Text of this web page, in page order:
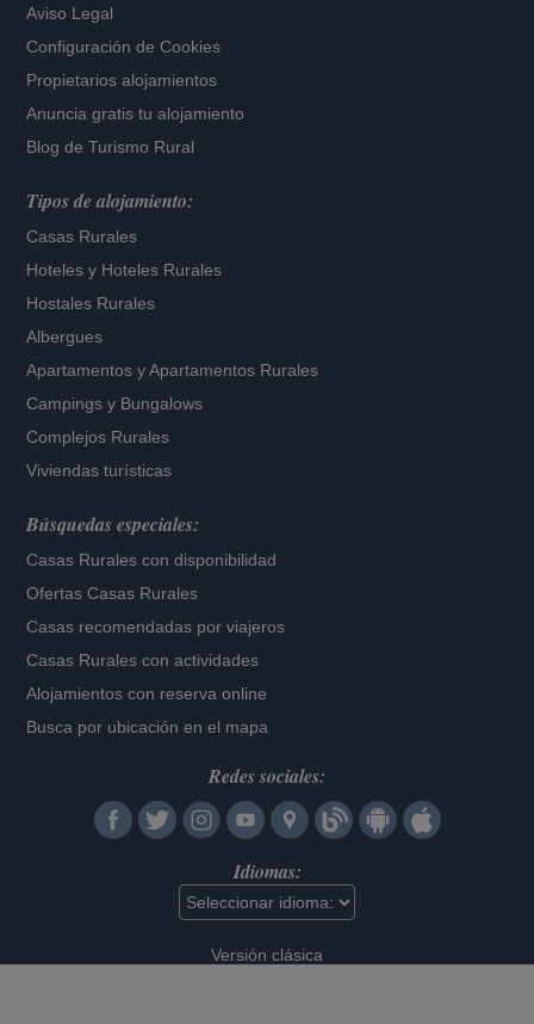
Aviso Legal
Configuración de Cookies
Propietarios alojamientos
Anuncia gratis tu alojamiento
Blog de Turismo Rural
Tipos de alojamiento:
Casas Rurales
Hoteles y Hoteles Rurales
Hostales Rurales
Albergues
Apartamentos yApartamentos Rurales
Campings y Bungalows
Complejos Rurales
Viviendas turísticas
Búsquedas especiales:
Casas Rurales con disponibilidad
Ofertas Casas Rurales
Casas recomendadas por viajeros
Casas Rurales con actividades
Alojamientos con reserva online
Busca por ubicación en el mapa
Redes sociales:
Idiomas:
Versión clásica